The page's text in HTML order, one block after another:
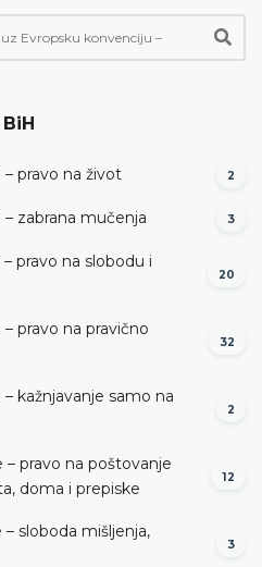
pravo na život 2
zabrana mučenja 3
pravo na slobodu i
20
pravo na pravično
32
kažnjavanje samo na
2
pravo na poštovanje
doma i prepiske
12
sloboda mišljenja,
3